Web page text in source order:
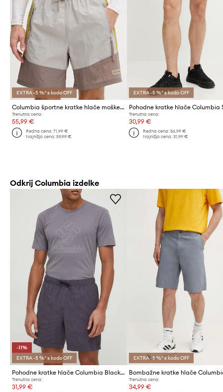
EXTRA -5 %* s kodo OFF
Columbia športne kratke hlače moške Riptide Retro
Trenutna cena:
55,99 €
Redna cena:71,99 €
Najnižja cena:59,99 €
EXTRA -5 %* s kodo OFF
Trenutna cena:
30,99 €
Redna cena: 56,99 €
Najnižja cena: 31,99 €
Odkrij Columbia izdelke
-11%
EXTRA -5 %* s kodo OFF
Pohodne kratke hlače Columbia Black Mesa Lightweight
Trenutna cena:
31,99 €
EXTRA -5 %* s kodo OFF
Trenutna cena:
34,99 €